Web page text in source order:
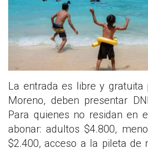
La entrada es libre y gratuita
Moreno, deben presentar
Para quienes no residan en
abonar: adultos $4.800,
$2.400, acceso a la pileta de